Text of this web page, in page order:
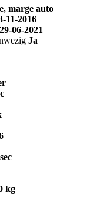
marge auto
11-2016
29-06-2021
Ja
kg